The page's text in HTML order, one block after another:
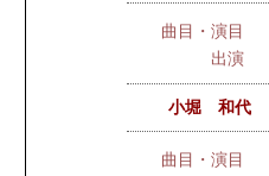
曲目・演目
出演
小堀 和代
曲目・演目